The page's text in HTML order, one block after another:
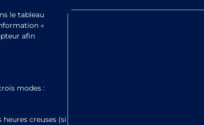
le tableau
«
afin
modes :
creuses (si